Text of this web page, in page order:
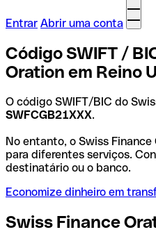
Entrar Abrir uma conta
Código SWIFT /
Oration em Reino
O código SWIFT/BIC do
SWFCGB21XXX.
No entanto, o Swiss
para diferentes serviços.
destinatário ou o banco.
Economize dinheiro em
Swiss Finance